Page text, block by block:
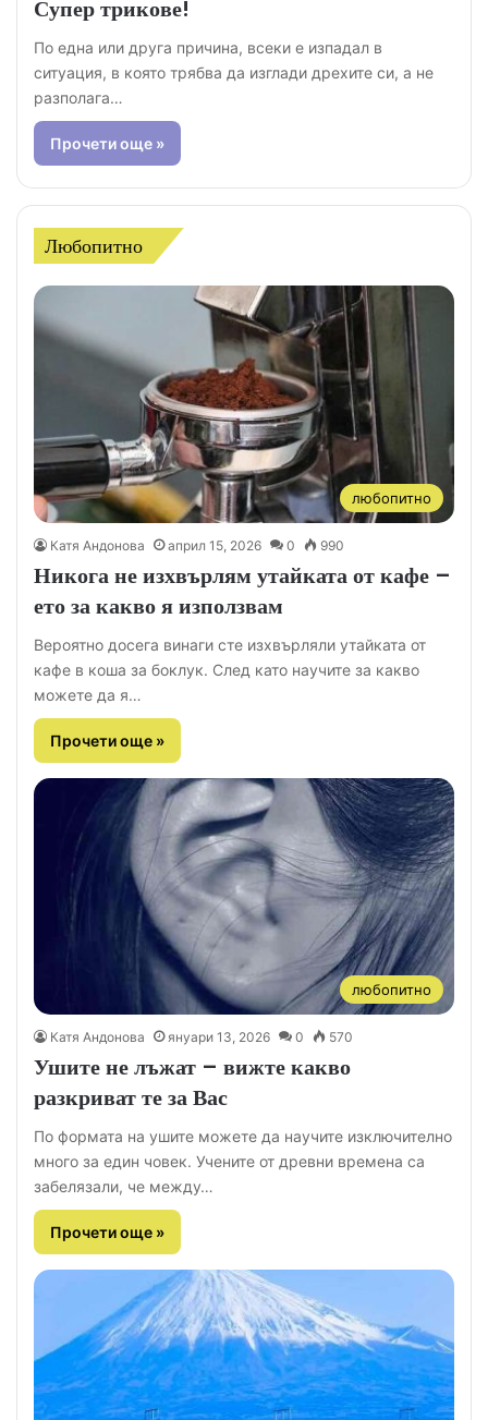
Супер трикове!
По една или друга причина, всеки е изпадал в
ситуация, в която трябва да изглади дрехите си, а не
разполага…
Прочети още »
Любопитно
любопитно
Катя Андонова април 15, 2026 0 990
Никога не изхвърлям утайката от кафе –
ето за какво я използвам
Вероятно досега винаги сте изхвърляли утайката от
кафе в коша за боклук. След като научите за какво
можете да я…
Прочети още »
любопитно
Катя Андонова януари 13, 2026 0 570
Ушите не лъжат – вижте какво
разкриват те за Вас
По формата на ушите можете да научите изключително
много за един човек. Учените от древни времена са
забелязали, че между…
Прочети още »